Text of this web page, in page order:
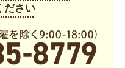
ださい